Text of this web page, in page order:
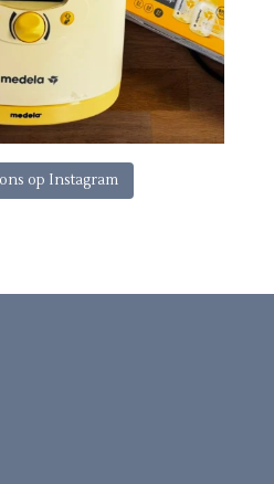
op Instagram